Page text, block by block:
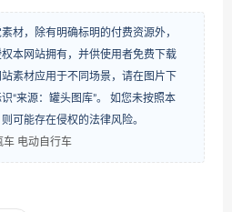
材，除有明确标明的付费资源外，
本网站拥有，并供使用者免费下载
素材应用于不同场景，请在图片下
“来源：罐头图库”。 如您未按照本
可能存在侵权的法律风险。
车 电动自行车